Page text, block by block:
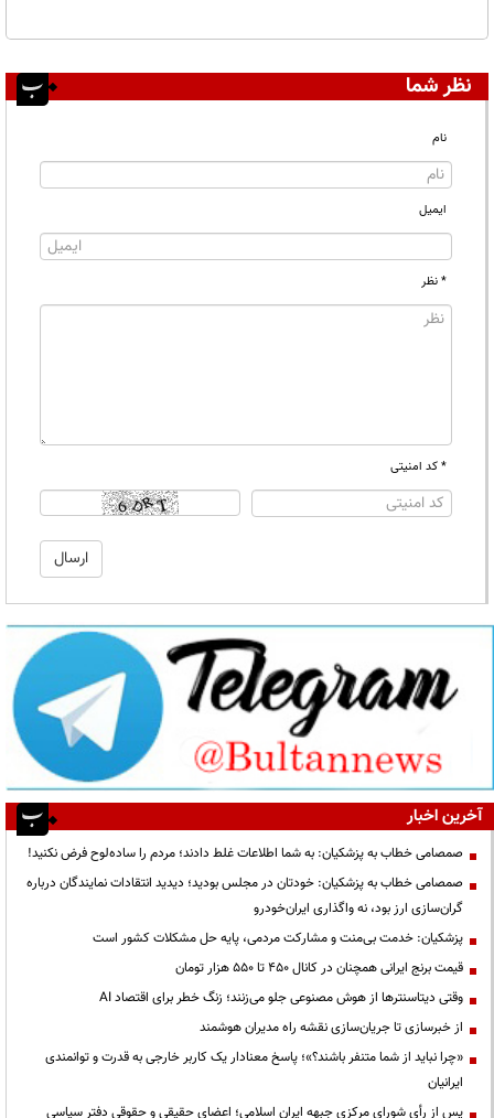
نظر شما
نام
ایمیل
* نظر
* کد امنیتی
آخرین اخبار
صمصامی خطاب به پزشکیان: به شما اطلاعات غلط دادند؛ مردم را ساده‌لوح فرض نکنید!
صمصامی خطاب به پزشکیان: خودتان در مجلس بودید؛ دیدید انتقادات نمایندگان درباره
گران‌سازی ارز بود، نه واگذاری ایران‌خودرو
پزشکیان: خدمت بی‌منت و مشارکت مردمی، پایه حل مشکلات کشور است
قیمت‌ برنج ایرانی همچنان در کانال ۴۵۰ تا ۵۵۰ هزار تومان
وقتی دیتاسنترها از هوش مصنوعی جلو می‌زنند؛ زنگ خطر برای اقتصاد AI
از خبرسازی تا جریان‌سازی نقشه راه مدیران هوشمند
«چرا نباید از شما متنفر باشند؟»؛ پاسخ معنادار یک کاربر خارجی به قدرت و توانمندی
ایرانیان
پس از رأی شورای مرکزی جبهه ایران اسلامی؛ اعضای حقیقی و حقوقی دفتر سیاسی